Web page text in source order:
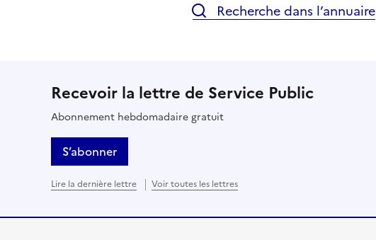
Recherche dans l’annuaire
Recevoir la lettre de Service Public
Abonnement hebdomadaire gratuit
S’abonner
Lire la dernière lettre Voir toutes les lettres